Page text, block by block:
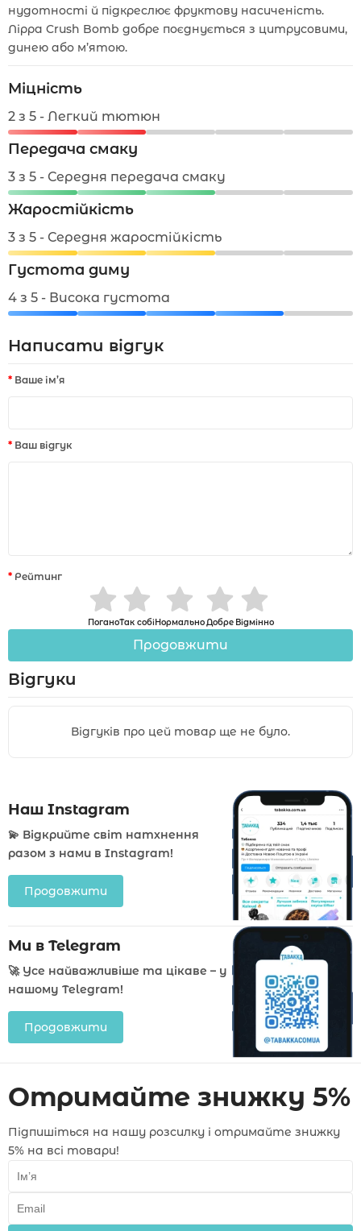
нудотності й підкреслює фруктову насиченість.
Лірра Crush Bomb добре поєднується з цитрусовими,
динею або м’ятою.
Міцність
2 з 5 - Легкий тютюн
Передача смаку
3 з 5 - Середня передача смаку
Жаростійкість
3 з 5 - Середня жаростійкість
Густота диму
4 з 5 - Висока густота
Написати відгук
Ваше ім’я
Ваш відгук
Рейтинг
ПоганоТак собіНормальноДобре Відмінно
Продовжити
Відгуки
Відгуків про цей товар ще не було.
Наш Instagram
💫 Відкрийте світ натхнення
разом з нами в Instagram!
Продовжити
Ми в Telegram
🚀 Усе найважливіше та цікаве – у
нашому Telegram!
Продовжити
Отримайте знижку 5%
Підпишіться на нашу розсилку і отримайте знижку
5% на всі товари!